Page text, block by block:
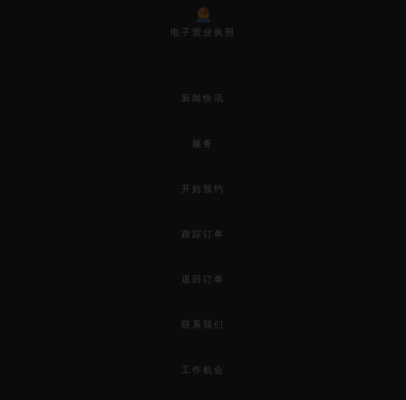
电子营业执照
新闻快讯
服务
开始预约
跟踪订单
退回订单
联系我们
工作机会